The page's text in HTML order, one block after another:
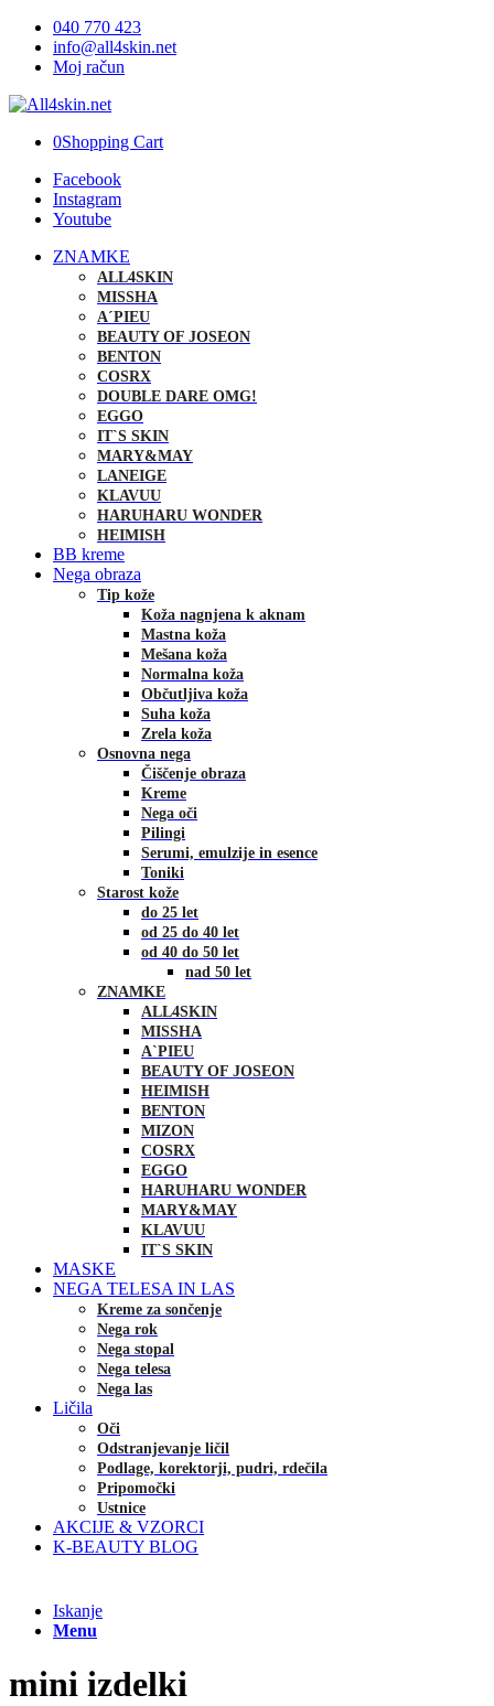
040 770 423
info@all4skin.net
Moj račun
0Shopping Cart
Facebook
Instagram
Youtube
ZNAMKE
ALL4SKIN
MISSHA
A´PIEU
BEAUTY OF JOSEON
BENTON
COSRX
DOUBLE DARE OMG!
EGGO
IT`S SKIN
MARY&MAY
LANEIGE
KLAVUU
HARUHARU WONDER
HEIMISH
BB kreme
Nega obraza
Tip kože
Koža nagnjena k aknam
Mastna koža
Mešana koža
Normalna koža
Občutljiva koža
Suha koža
Zrela koža
Osnovna nega
Čiščenje obraza
Kreme
Nega oči
Pilingi
Serumi, emulzije in esence
Toniki
Starost kože
do 25 let
od 25 do 40 let
od 40 do 50 let
nad 50 let
ZNAMKE
ALL4SKIN
MISSHA
A`PIEU
BEAUTY OF JOSEON
HEIMISH
BENTON
MIZON
COSRX
EGGO
HARUHARU WONDER
MARY&MAY
KLAVUU
IT`S SKIN
MASKE
NEGA TELESA IN LAS
Kreme za sončenje
Nega rok
Nega stopal
Nega telesa
Nega las
Ličila
Oči
Odstranjevanje ličil
Podlage, korektorji, pudri, rdečila
Pripomočki
Ustnice
AKCIJE & VZORCI
K-BEAUTY BLOG
Iskanje
Menu
mini izdelki
Brezplačna poštnina za vse nakupe velja samo
31.10.2024.